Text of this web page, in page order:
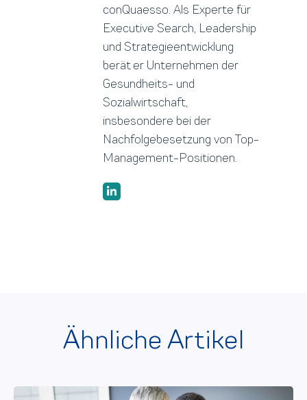
conQuaesso. Als Experte für
Executive Search, Leadership
und Strategieentwicklung
berät er Unternehmen der
Gesundheits- und
Sozialwirtschaft,
insbesondere bei der
Nachfolgebesetzung von Top-
Management-Positionen.
Ähnliche Artikel